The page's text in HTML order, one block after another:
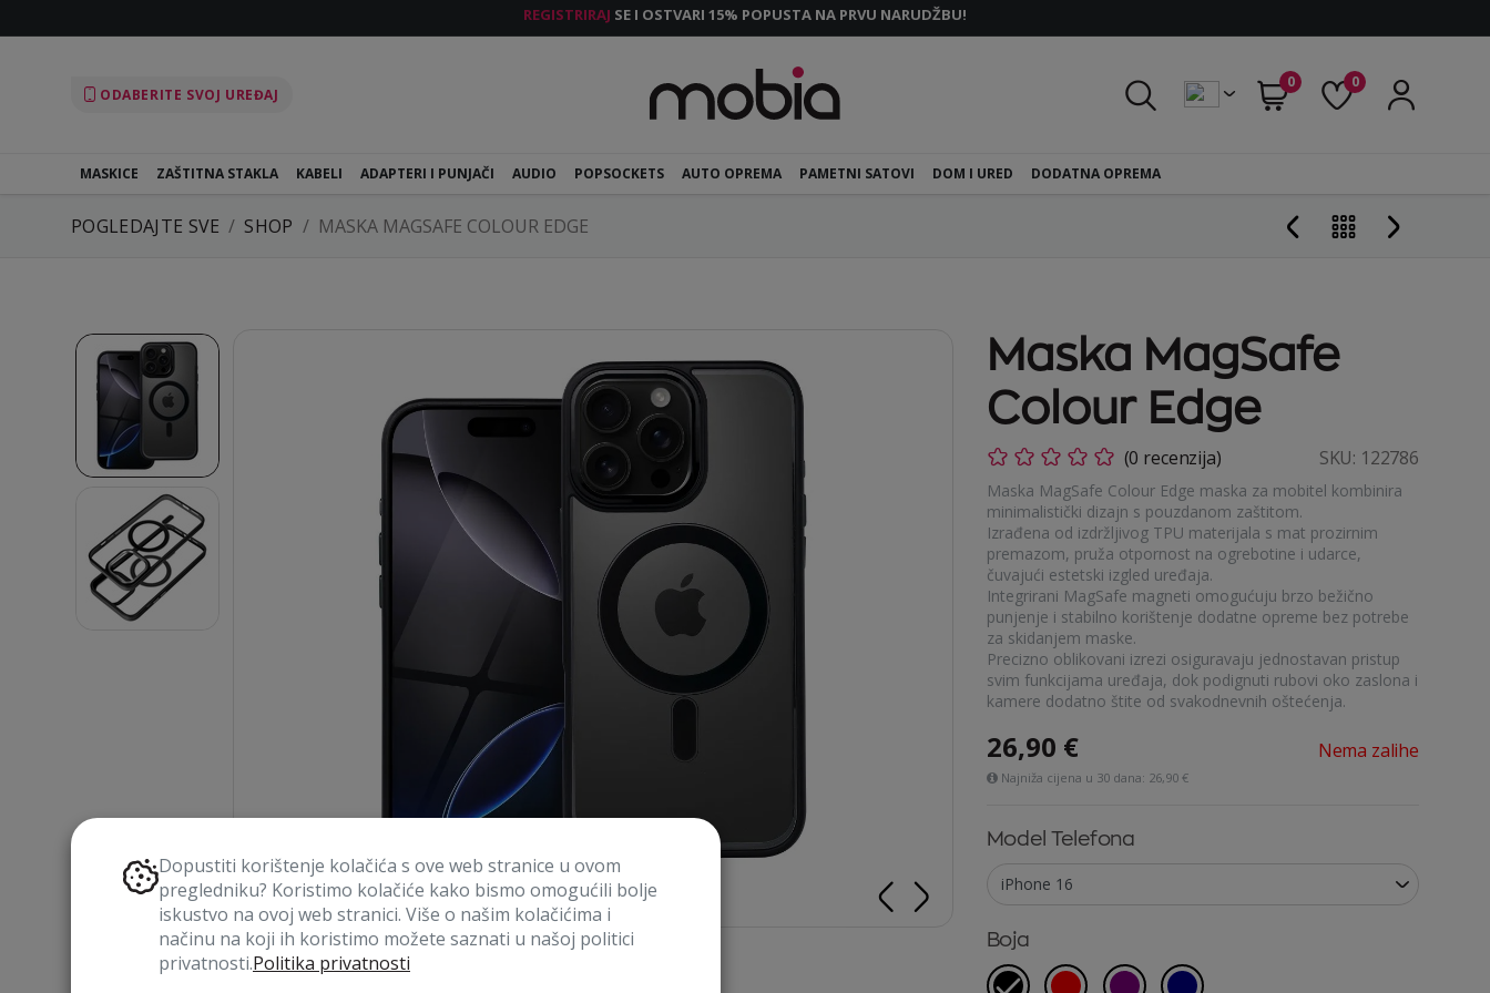
REGISTRIRAJ SE I OSTVARI 15% POPUSTA NA PRVU NARUDŽBU!
ODABERITE SVOJ UREĐAJ
0 0
MASKICE ZAŠTITNA STAKLA KABELI ADAPTERI I PUNJAČI AUDIO POPSOCKETS AUTO OPREMA PAMETNI SATOVI DOM I URED DODATNA OPREMA
POGLEDAJTE SVE SHOP MASKA MAGSAFE COLOUR EDGE
Maska MagSafe
Colour Edge
(0 recenzija) SKU: 122786
Maska MagSafe Colour Edge maska za mobitel kombinira
minimalistički dizajn s pouzdanom zaštitom.
Izrađena od izdržljivog TPU materijala s mat prozirnim
premazom, pruža otpornost na ogrebotine i udarce,
čuvajući estetski izgled uređaja.
Integrirani MagSafe magneti omogućuju brzo bežično
punjenje i stabilno korištenje dodatne opreme bez potrebe
za skidanjem maske.
Precizno oblikovani izrezi osiguravaju jednostavan pristup
svim funkcijama uređaja, dok podignuti rubovi oko zaslona i
kamere dodatno štite od svakodnevnih oštećenja.
26,90 €
Najniža cijena u 30 dana: 26,90 €
Nema zalihe
Model Telefona
Boja
Dopustiti korištenje kolačića s ove web stranice u ovom
pregledniku? Koristimo kolačiće kako bismo omogućili bolje
iskustvo na ovoj web stranici. Više o našim kolačićima i
načinu na koji ih koristimo možete saznati u našoj politici
privatnosti.Politika privatnosti